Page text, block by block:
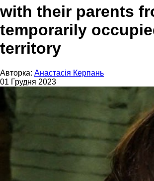
with their parents
temporarily
territory
Авторка: Анастасія Керпань
01 Грудня 2023